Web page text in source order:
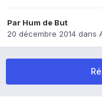
Par Hum de But
20 décembre 2014 dans